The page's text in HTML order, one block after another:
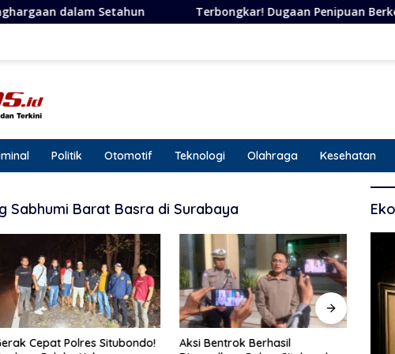
Terbongkar! Dugaan Penipuan Berkedok Janji,
Politik Otomotif Teknologi Olahraga Kesehatan
Sabhumi Barat Basra di Surabaya
Cepat Polres Situbondo!
Aksi Bentrok Berhasil